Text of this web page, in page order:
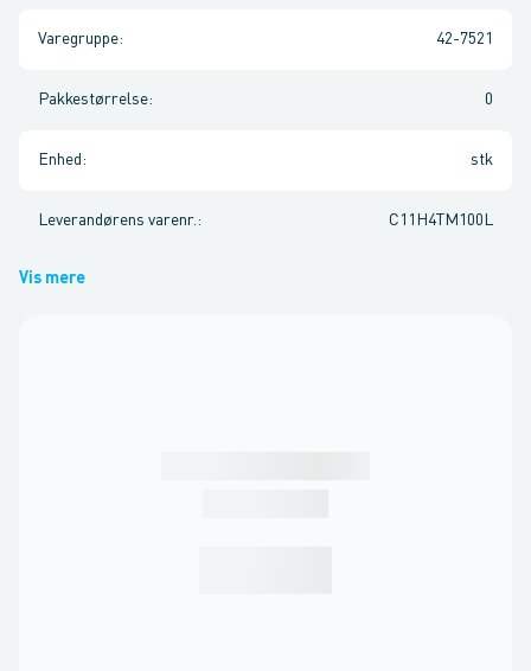
Varegruppe: 42-7521
Pakkestørrelse: 0
Enhed : stk
Leverandørens varenr. : C11H4TM100L
Vis mere